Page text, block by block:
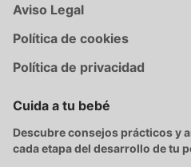
Aviso Legal
Política de cookies
Política de privacidad
Cuida a tu bebé
Descubre consejos prácticos y
cada etapa del desarrollo de tu